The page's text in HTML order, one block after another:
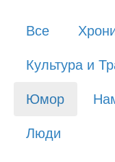
Все
Культура и
Юмор
Люди